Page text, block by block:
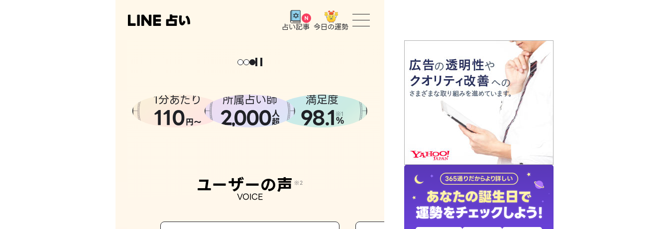
占い記事 今日の運勢
トップ
ユーザーの声
占いの流れ
おすすめの占い師
よくある質問
1分あたり
110円〜
所属占い師
2,000人
超
満足度
98.1 ※1
%
ユーザーの声 ※2
VOICE